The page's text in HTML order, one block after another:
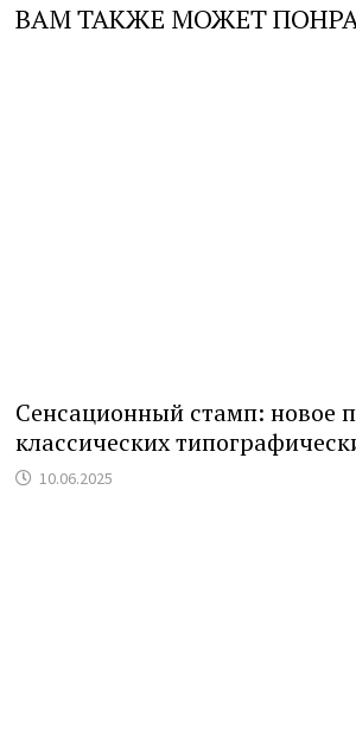
ВАМ ТАКЖЕ МОЖЕТ
Сенсационный стамп: новое
классических
10.06.2025